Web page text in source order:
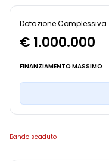
Dotazione Complessiva
€ 1.000.000
FINANZIAMENTO MASSIMO
Bando scaduto